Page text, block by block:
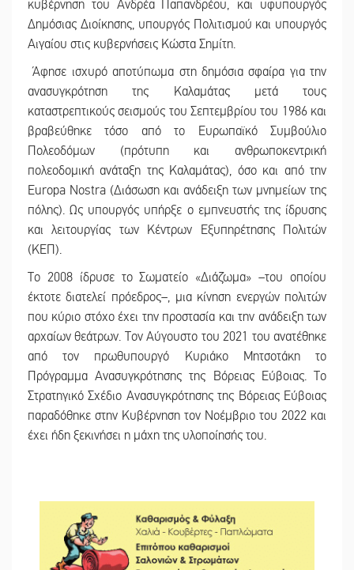
κυβέρνηση του Ανδρέα Παπανδρέου, και υφυπουργός
Δημόσιας Διοίκησης, υπουργός Πολιτισμού και υπουργός
Αιγαίου στις κυβερνήσεις Κώστα Σημίτη.
Άφησε ισχυρό αποτύπωμα στη δημόσια σφαίρα για την
ανασυγκρότηση της Καλαμάτας μετά τους
καταστρεπτικούς σεισμούς του Σεπτεμβρίου του 1986 και
βραβεύθηκε τόσο από το Ευρωπαϊκό Συμβούλιο
Πολεοδόμων (πρότυπη και ανθρωποκεντρική
πολεοδομική ανάταξη της Καλαμάτας), όσο και από την
Europa Nostra (Διάσωση και ανάδειξη των μνημείων της
πόλης). Ως υπουργός υπήρξε ο εμπνευστής της ίδρυσης
και λειτουργίας των Κέντρων Εξυπηρέτησης Πολιτών
(ΚΕΠ).
Το 2008 ίδρυσε το Σωματείο «Διάζωμα» –του οποίου
έκτοτε διατελεί πρόεδρος–, μια κίνηση ενεργών πολιτών
που κύριο στόχο έχει την προστασία και την ανάδειξη των
αρχαίων θεάτρων. Τον Αύγουστο του 2021 του ανατέθηκε
από τον πρωθυπουργό Κυριάκο Μητσοτάκη το
Πρόγραμμα Ανασυγκρότησης της Βόρειας Εύβοιας. Το
Στρατηγικό Σχέδιο Ανασυγκρότησης της Βόρειας Εύβοιας
παραδόθηκε στην Κυβέρνηση τον Νοέμβριο του 2022 και
έχει ήδη ξεκινήσει η μάχη της υλοποίησής του.